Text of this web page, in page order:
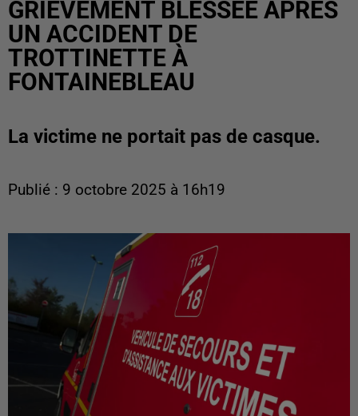
GRIÈVEMENT BLESSÉE APRÈS
UN ACCIDENT DE
TROTTINETTE À
FONTAINEBLEAU
La victime ne portait pas de casque.
Publié : 9 octobre 2025 à 16h19